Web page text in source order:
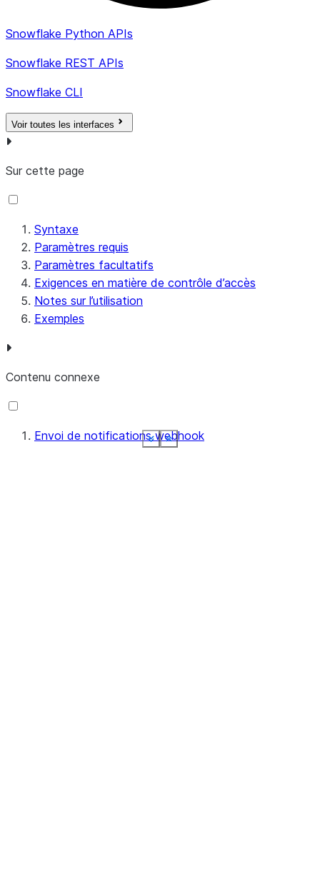
Show less
See more
Show less
See more
Show less
See more
Show less
See more
Show less
See more
Show less
See more
Show less
See more
Show less
See more
Snowflake Python APIs
Snowflake REST APIs
Snowflake CLI
Voir toutes les interfaces
Sur cette page
Syntaxe
Paramètres requis
Paramètres facultatifs
Exigences en matière de contrôle d’accès
Notes sur l’utilisation
Exemples
Contenu connexe
Envoi de notifications webhook